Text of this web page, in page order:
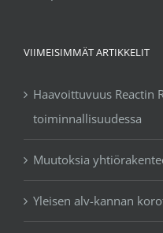
VIIMEISIMMÄT ARTIKKELIT
Haavoittuvuus Reactin
toiminnallisuudessa
Muutoksia
Yleisen alv-kannan